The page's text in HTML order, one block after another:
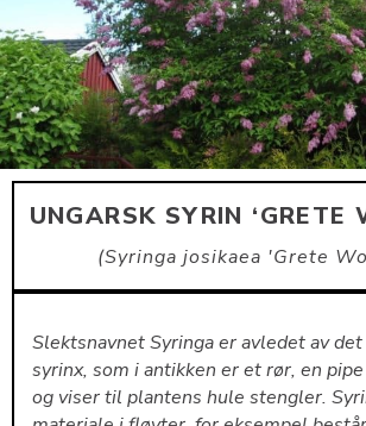
ARTIKLER
OM PLANTEPORTALEN
KONTAKT
UNGARSK SYRIN ‘GRETE
Syringa josikaea 'Grete
Slektsnavnet Syringa er avledet av
syrinx, som i antikken er et rør, en
og viser til plantens hule stengler.